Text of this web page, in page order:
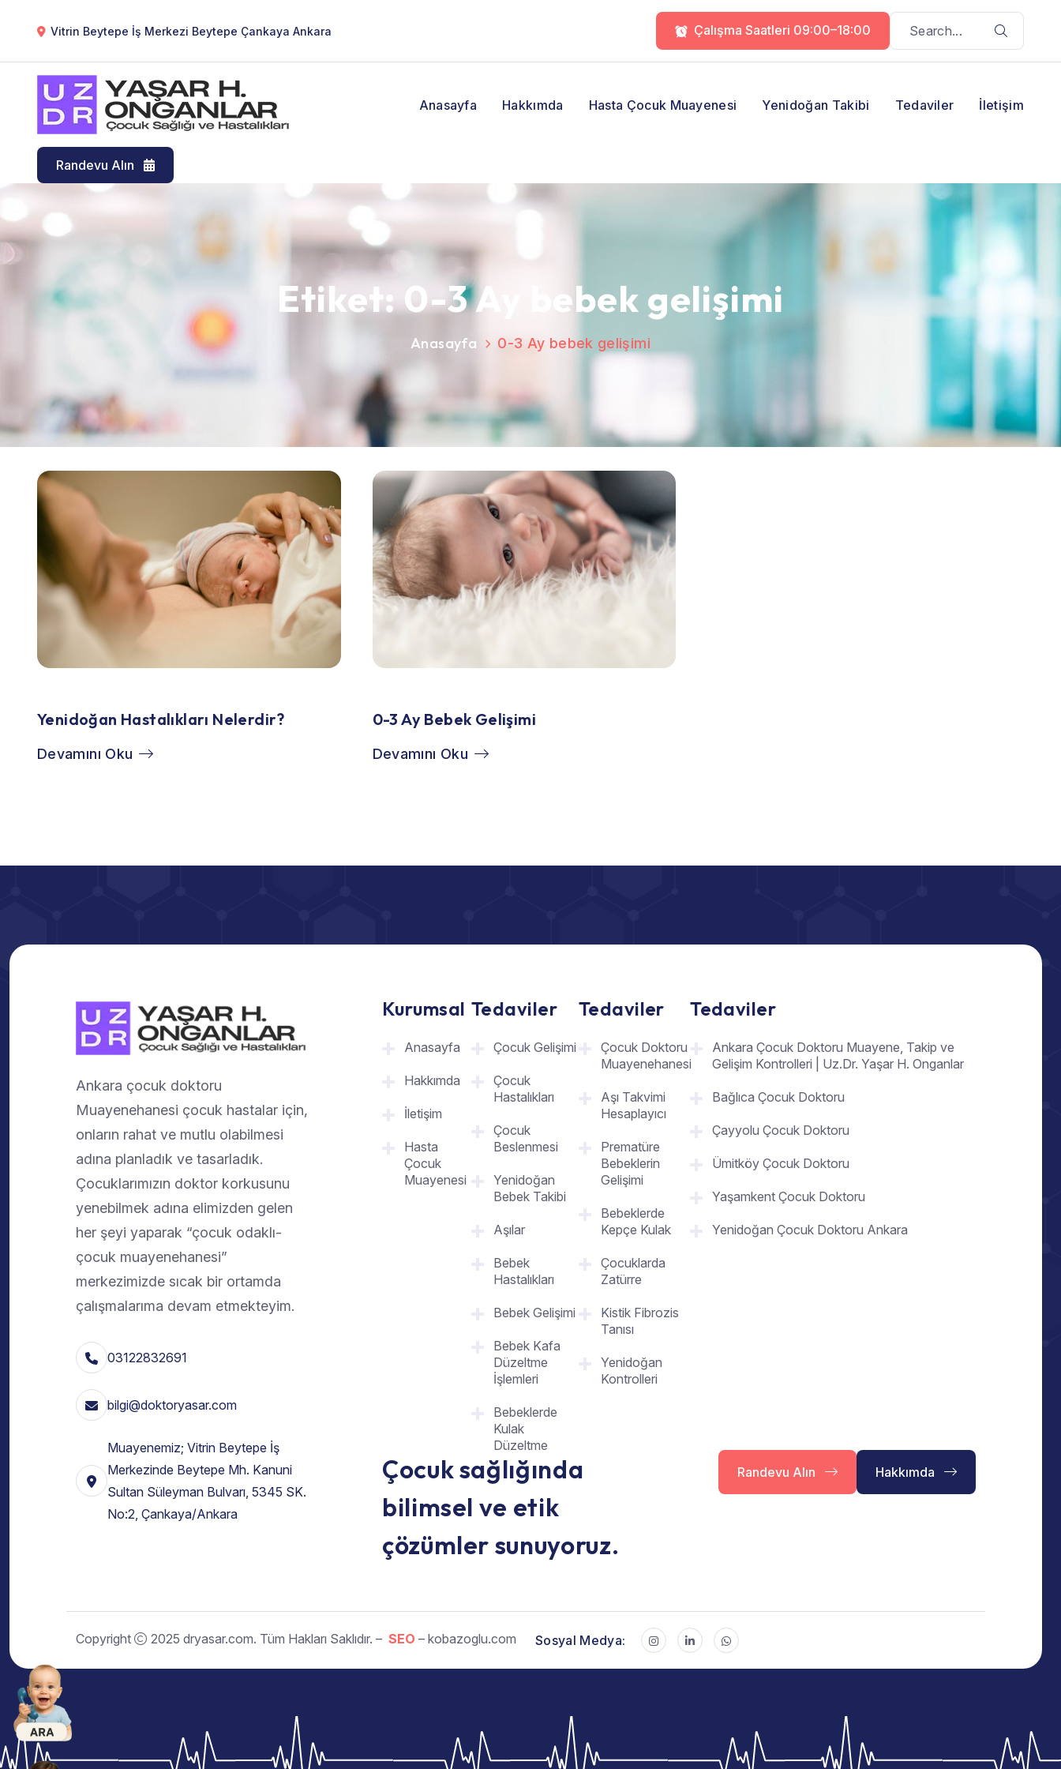
Vitrin Beytepe İş Merkezi Beytepe Çankaya Ankara Çalışma Saatleri 09:00–18:00
Anasayfa Hakkımda Hasta Çocuk Muayenesi Yenidoğan Takibi Tedaviler İletişim
Randevu Alın
Etiket:0-3 Ay bebek gelişimi
Anasayfa 0-3 Ay bebek gelişimi
Yenidoğan Hastalıkları Nelerdir?
Devamını Oku
0-3 Ay Bebek Gelişimi
Devamını Oku
Ankara çocuk doktoru
Muayenehanesi çocuk hastalar için,
onların rahat ve mutlu olabilmesi
adına planladık ve tasarladık.
Çocuklarımızın doktor korkusunu
yenebilmek adına elimizden gelen
her şeyi yaparak “çocuk odaklı-
çocuk muayenehanesi”
merkezimizde sıcak bir ortamda
çalışmalarıma devam etmekteyim.
03122832691
bilgi@doktoryasar.com
Muayenemiz; Vitrin Beytepe İş
Merkezinde Beytepe Mh. Kanuni
Sultan Süleyman Bulvarı, 5345 SK.
No:2, Çankaya/Ankara
Kurumsal
Anasayfa
Hakkımda
İletişim
Hasta
Çocuk
Muayenesi
Tedaviler
Çocuk Gelişimi
Çocuk
Hastalıkları
Çocuk
Beslenmesi
Yenidoğan
Bebek Takibi
Aşılar
Bebek
Hastalıkları
Bebek Gelişimi
Bebek Kafa
Düzeltme
İşlemleri
Bebeklerde
Kulak
Düzeltme
Tedaviler
Çocuk Doktoru
Muayenehanesi
Aşı Takvimi
Hesaplayıcı
Prematüre
Bebeklerin
Gelişimi
Bebeklerde
Kepçe Kulak
Çocuklarda
Zatürre
Kistik Fibrozis
Tanısı
Yenidoğan
Kontrolleri
Tedaviler
Ankara Çocuk Doktoru Muayene, Takip ve
Gelişim Kontrolleri | Uz.Dr. Yaşar H. Onganlar
Bağlıca Çocuk Doktoru
Çayyolu Çocuk Doktoru
Ümitköy Çocuk Doktoru
Yaşamkent Çocuk Doktoru
Yenidoğan Çocuk Doktoru Ankara
Çocuk sağlığında
bilimsel ve etik
çözümler sunuyoruz.
Randevu Alın Hakkımda
Copyright 2025 dryasar.com. Tüm Hakları Saklıdır. – SEO – kobazoglu.com Sosyal Medya: